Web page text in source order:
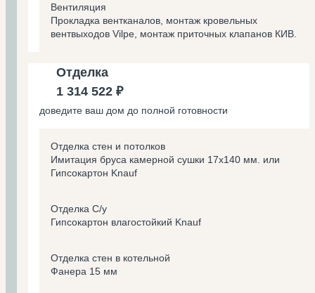
Вентиляция
Прокладка вентканалов, монтаж кровельных
вентвыходов Vilpe, монтаж приточных клапанов КИВ.
Отделка
1 314 522 ₽
доведите ваш дом до полной готовности
Отделка стен и потолков
Имитация бруса камерной сушки 17х140 мм. или
Гипсокартон Knauf
Отделка С/у
Гипсокартон влагостойкий Knauf
Отделка стен в котельной
Фанера 15 мм